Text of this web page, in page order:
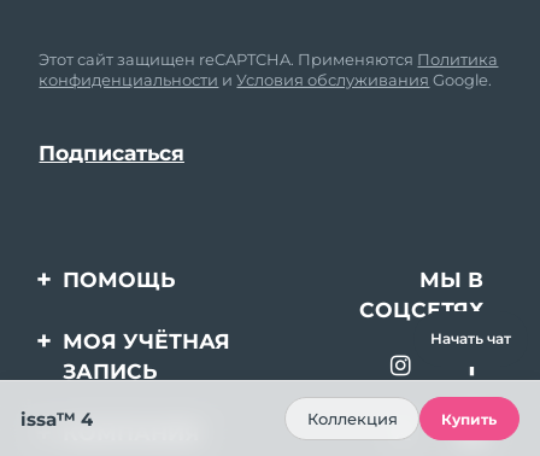
Этот сайт защищен reCAPTCHA. Применяются Политика
конфиденциальности иУсловия обслуживания Google.
ПОМОЩЬ
Свяжитесь с нами
Заказ и доставка
Гарантия и возврат
МЫ В
СОЦСЕТЯХ
МОЯ УЧЁТНАЯ
ЗАПИСЬ
Регистрация продукта
КОМПАНИЯ
Начать чат
issa™ 4 Коллекция Купить